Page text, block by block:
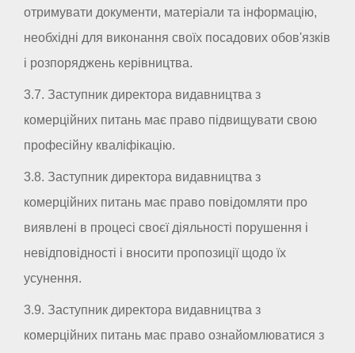
отримувати документи, матеріали та інформацію,
необхідні для виконання своїх посадових обов'язків
і розпоряджень керівництва.
3.7. Заступник директора видавництва з
комерційних питань має право підвищувати свою
професійну кваліфікацію.
3.8. Заступник директора видавництва з
комерційних питань має право повідомляти про
виявлені в процесі своєї діяльності порушення і
невідповідності і вносити пропозиції щодо їх
усунення.
3.9. Заступник директора видавництва з
комерційних питань має право ознайомлюватися з